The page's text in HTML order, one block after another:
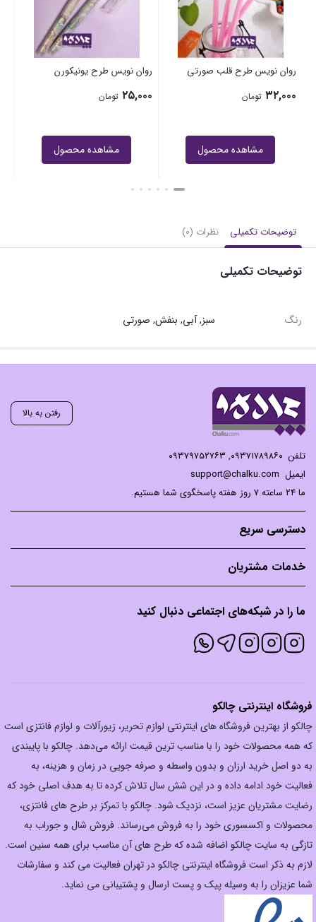
روان‌ نویس طرح قلب صورتی
۳۲,۰۰۰ تومان
مشاهده محصول
روان نویس طرح یونیکورن
۲۵,۰۰۰ تومان
مشاهده محصول
توضیحات تکمیلی نظرات (0)
توضیحات تکمیلی
رنگ سبز, آبی, بنفش, صورتی
رفتن به بالا
تلفن ۰۹۳۷۱۷۸۹۸۶۰, ۰۹۳۷۹۷۵۲۷۶۳
ایمیل support@chalku.com
ما 24 ساعته 7 روز هفته پاسخگوی شما هستیم.
دسترسی سریع
خدمات مشتریان
ما را در شبکه‌های اجتماعی دنبال کنید
فروشگاه اینترنتی چالکو
چالکو از بهترین فروشگاه های اینترنتی لوازم تحریر، زیورآلات و لوازم فانتزی است
که همه محصولات خود را با مناسب ترین قیمت ارائه می‌دهد. چالکو با پایبندی
به دو اصل خرید ارزان‌ و بدون واسطه و صرفه جویی در زمان و هزینه، به
فعالیت خود ادامه داده و در این شش سال تلاش کرده تا به هدف اصلی خود که
رضایت مشتریان عزیز است، نزدیک شود. چالکو با تمرکز بر طرح های فانتزی،
محصولات و اکسسوری خود را به فروش می‌رساند. فروش شال و جوراب به
تازگی به سایت چالکو اضافه شده که طرح های آن مناسب برای همه سنین است.
لازم به ذکر است فروشگاه اینترنتی چالکو در تهران فعالیت می کند و سفارشات
شما عزیزان را به وسیله پیک و پست ارسال و پشتیبانی می نماید.